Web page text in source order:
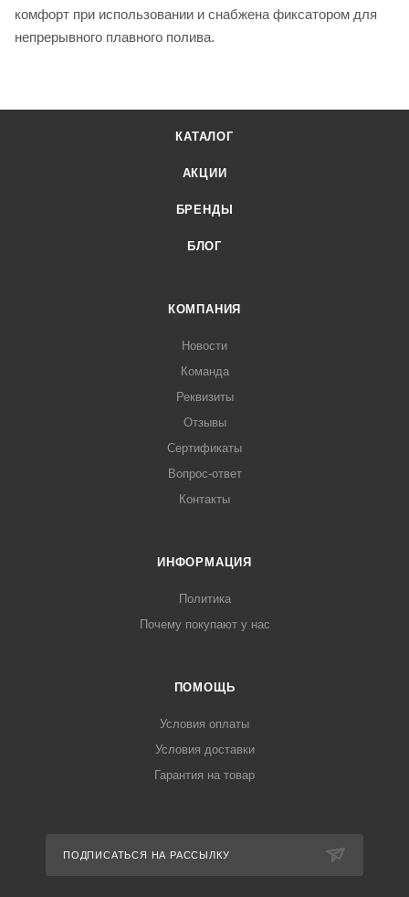
комфорт при использовании и снабжена фиксатором для
непрерывного плавного полива.
КАТАЛОГ
АКЦИИ
БРЕНДЫ
БЛОГ
КОМПАНИЯ
Новости
Команда
Реквизиты
Отзывы
Сертификаты
Вопрос-ответ
Контакты
ИНФОРМАЦИЯ
Политика
Почему покупают у нас
ПОМОЩЬ
Условия оплаты
Условия доставки
Гарантия на товар
ПОДПИСАТЬСЯ НА РАССЫЛКУ